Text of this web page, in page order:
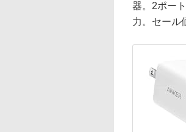
器。2ポー
力。セール